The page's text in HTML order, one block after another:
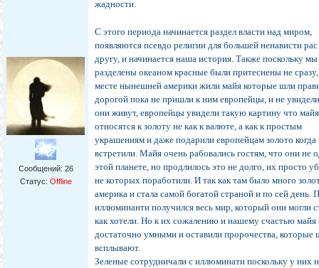
Сообщений: 26
Статус: Offline
жадности.
С этого периода начинается раздел власти над миром,
появляются псевдо религии для большей ненависти
другу, и начинается наша история. Также поскольку
разделены океаном красные были притеснены не
месте нынешней америки жили майя которые шли
дорогой пока не пришли к ним европейцы, и не
они живут, европейцы увидели такую картину что майя
относятся к золоту не как к валюте, а как к простым
украшениям и даже подарили европейцам золото когда
встретили. Майя очень рабовались гостям, что они не
этой планете, но продлилось это не долго, их просто
не которых поработили. И так как там было много
америка и стала самой богатой страной и по сей день.
иллюминанти получился весь мир, который они могли
как хотели. Но к их сожалению и нашему счастью
достаточно умными и оставили пророчества, которые
всплывают.
Зеленые сотрудничали с иллюминати поскольку у них